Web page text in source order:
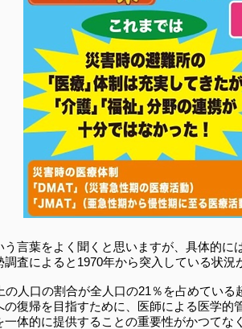
う言葉をよく聞くと思いますが、具体的に
調査によると1970年から突入している状況
の人口の割合が全人口の21％を占めてい
の復帰を目指すために、医師による医学
体的に提供することの重要性がかつてな